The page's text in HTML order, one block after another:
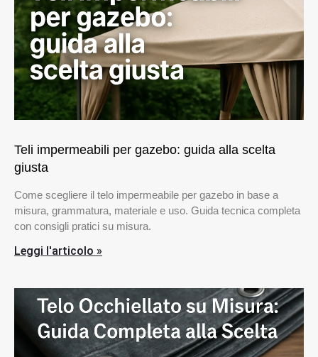
Teli impermeabili per gazebo: guida alla scelta
giusta
Come scegliere il telo impermeabile per gazebo in base a
misura, grammatura, materiale e uso. Guida tecnica completa
con consigli pratici su misura.
Leggi l'articolo »